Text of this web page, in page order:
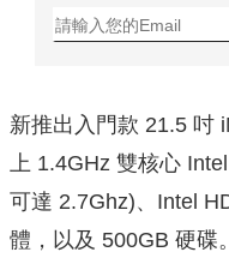
新推出入門款 21.5 吋
上 1.4GHz 雙核心
可達 2.7Ghz)、Intel
體，以及 500GB 硬碟